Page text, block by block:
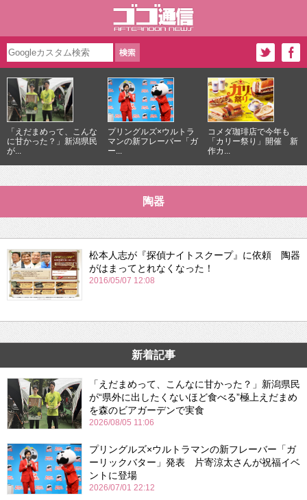
「えだまめって、こんな
に甘かった？」新潟県民
が...
プリングルズ×ウルトラ
マンの新フレーバー「ガ
ー...
コメダ珈琲店で今年も
「カリー祭り」開催 新
作カ...
陶器
松本人志が『探偵ナイトスクープ』に依頼 陶器
がはまってとれなくなった！
2016/05/07 12:08
新着記事
「えだまめって、こんなに甘かった？」新潟県民
が“県外に出したくないほど食べる”極上えだまめ
を森のビアガーデンで実食
2026/08/05 11:06
プリングルズ×ウルトラマンの新フレーバー「ガ
ーリックバター」発表 片寄涼太さんが祝福イベ
ントに登場
2026/07/01 22:12